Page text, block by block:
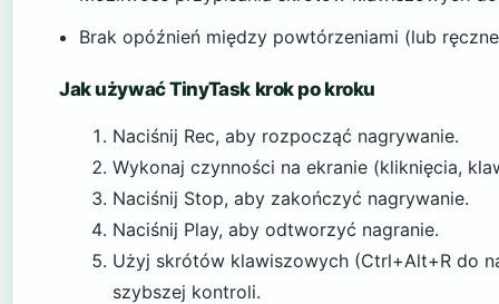
Brak opóźnień między powtórzeniami (lub
Jak używać TinyTask krok po kroku
Naciśnij Rec, aby rozpocząć nagrywanie.
Wykonaj czynności na ekranie (kliknięcia,
Naciśnij Stop, aby zakończyć nagrywanie.
Naciśnij Play, aby odtworzyć nagranie.
Użyj skrótów klawiszowych (Ctrl+Alt+R do
szybszej kontroli.